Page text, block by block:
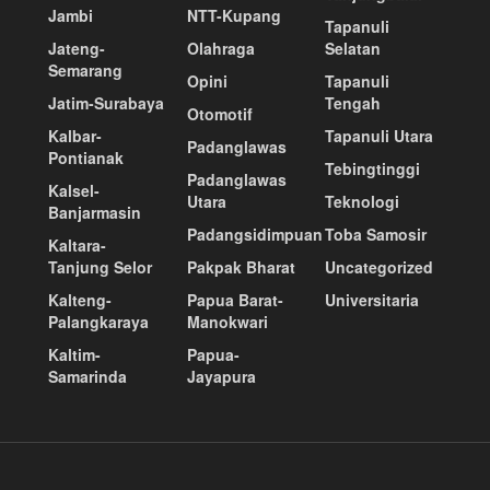
Jambi
Jateng-
Semarang
Jatim-Surabaya
Kalbar-
Pontianak
Kalsel-
Banjarmasin
Kaltara-
Tanjung Selor
Kalteng-
Palangkaraya
Kaltim-
Samarinda
NTT-Kupang
Olahraga
Opini
Otomotif
Padanglawas
Padanglawas
Utara
Padangsidimpuan
Pakpak Bharat
Papua Barat-
Manokwari
Papua-
Jayapura
Tapanuli
Selatan
Tapanuli
Tengah
Tapanuli Utara
Tebingtinggi
Teknologi
Toba Samosir
Uncategorized
Universitaria